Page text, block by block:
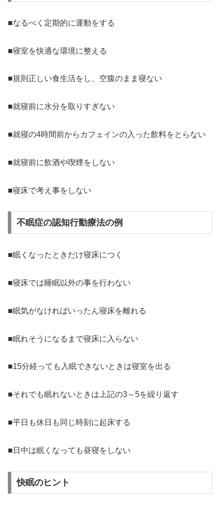
■なるべく定期的に運動をする
■寝室を快適な環境に整える
■規則正しい食生活をし、空腹のまま寝ない
■就寝前に水分を取りすぎない
■就寝の4時間前からカフェインの入った飲料をとらない
■就寝前に飲酒や喫煙をしない
■寝床で考え事をしない
不眠症の認知行動療法の例
■眠くなったときだけ寝床につく
■寝床では睡眠以外の事を行わない
■眠気がなければいったん寝床を離れる
■眠れそうになるまで寝床に入らない
■15分経っても入眠できないときは寝室を出る
■それでも眠れないときは上記の3～5を繰り返す
■平日も休日も同じ時刻に起床する
■日中は眠くなっても昼寝をしない
快眠のヒント